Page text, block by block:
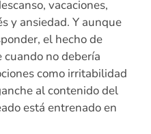
vacaciones,
y ansiedad. Y aunque
el hecho de
no debería
como irritabilidad
al contenido del
está entrenado en